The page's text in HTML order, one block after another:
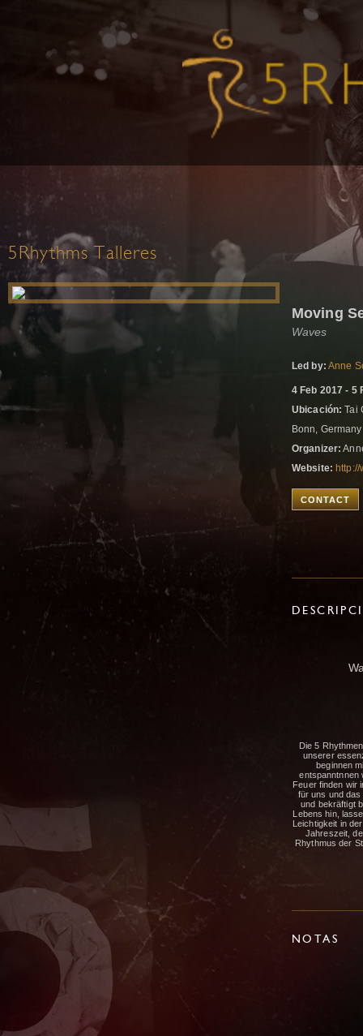
5Rhythms Talleres
Moving
Waves
Led by: Anne
4 Feb 2017 - 5
Ubicación: Tai
Bonn,
Organizer:
Website:
CONTACT
Die 5
unserer
beginnen
entspanntnnen
Feuer finden wir
für uns und
und bekräftigt
Lebens hin,
Leichtigkeit in
Jahreszeit,
Rhythmus der
NOTAS